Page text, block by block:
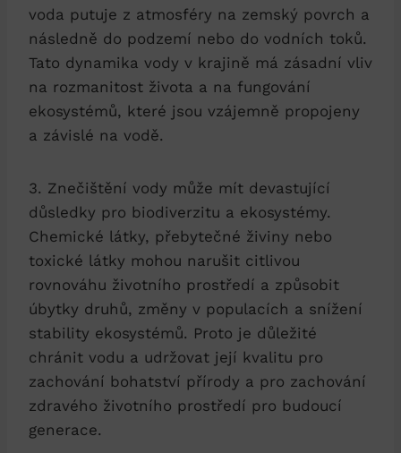
voda putuje z atmosféry na zemský povrch a
následně do podzemí nebo do vodních toků.
Tato dynamika vody v krajině má zásadní vliv
na rozmanitost života a na fungování
ekosystémů, které jsou vzájemně propojeny
a závislé na vodě.
3. Znečištění vody může mít devastující
důsledky pro biodiverzitu a ekosystémy.
Chemické látky, přebytečné živiny nebo
toxické látky mohou narušit citlivou
rovnováhu životního prostředí a způsobit
úbytky druhů, změny v populacích a snížení
stability ekosystémů. Proto je důležité
chránit vodu a udržovat její kvalitu pro
zachování bohatství přírody a pro zachování
zdravého životního prostředí pro budoucí
generace.